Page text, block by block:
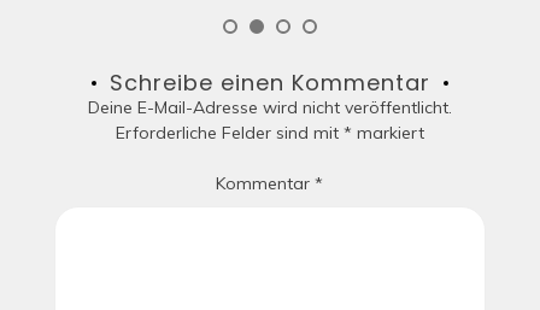
Schreibe einen Kommentar
Deine E-Mail-Adresse wird nicht veröffentlicht.
Erforderliche Felder sind mit * markiert
Kommentar*